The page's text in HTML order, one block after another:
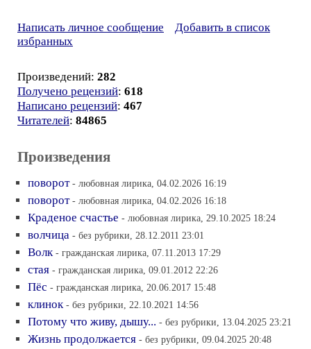
Написать личное сообщение
Добавить в список
избранных
Произведений: 282
Получено рецензий: 618
Написано рецензий: 467
Читателей: 84865
Произведения
поворот - любовная лирика, 04.02.2026 16:19
поворот - любовная лирика, 04.02.2026 16:18
Краденое счастье - любовная лирика, 29.10.2025 18:24
волчица - без рубрики, 28.12.2011 23:01
Волк - гражданская лирика, 07.11.2013 17:29
стая - гражданская лирика, 09.01.2012 22:26
Пёс - гражданская лирика, 20.06.2017 15:48
клинок - без рубрики, 22.10.2021 14:56
Потому что живу, дышу... - без рубрики, 13.04.2025 23:21
Жизнь продолжается - без рубрики, 09.04.2025 20:48